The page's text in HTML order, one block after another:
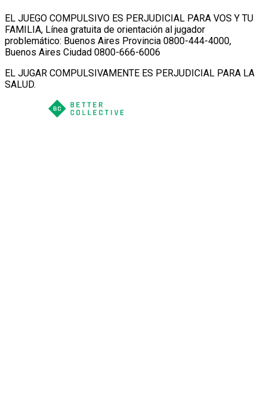
EL JUEGO COMPULSIVO ES PERJUDICIAL PARA VOS Y TU
FAMILIA, Línea gratuita de orientación al jugador
problemático: Buenos Aires Provincia 0800-444-4000,
Buenos Aires Ciudad 0800-666-6006
EL JUGAR COMPULSIVAMENTE ES PERJUDICIAL PARA LA
SALUD.